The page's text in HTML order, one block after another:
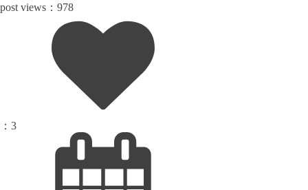
post views： 978
： 3